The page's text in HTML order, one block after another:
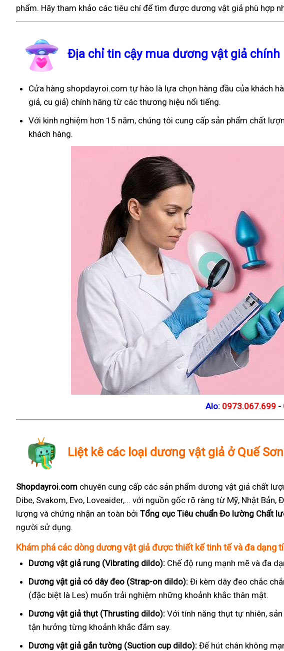
phẩm. Hãy tham khảo các tiêu chí để tìm được dương vật giả phù hợp
Địa chỉ tin cậy mua dương vật giả chính
Cửa hàng shopdayroi.com tự hào là lựa chọn hàng đầu của khách
giả, cu giả) chính hãng từ các thương hiệu nổi tiếng.
Với kinh nghiệm hơn 15 năm, chúng tôi cung cấp sản phẩm chất
khách hàng.
Alo: 0973.067.699 -
Liệt kê các loại dương vật giả ở Quế
Shopdayroi.com chuyên cung cấp các sản phẩm dương vật giả chất
Dibe, Svakom, Evo, Loveaider,... với nguồn gốc rõ ràng từ Mỹ, Nhật
lượng và chứng nhận an toàn bởi Tổng cục Tiêu chuẩn Đo lường Chất
người sử dụng.
Khám phá các dòng dương vật giả được thiết kế tinh tế và đa dạng
Dương vật giả rung (Vibrating dildo): Chế độ rung mạnh mẽ và đa
Dương vật giả có dây đeo (Strap-on dildo): Đi kèm dây đeo chắc
(đặc biệt là Les) muốn trải nghiệm những khoảnh khắc thân mật.
Dương vật giả thụt (Thrusting dildo): Với tính năng thụt tự nhiên,
tận hưởng từng khoảnh khắc đắm say.
Dương vật giả gắn tường (Suction cup dildo): Đế hút chân không